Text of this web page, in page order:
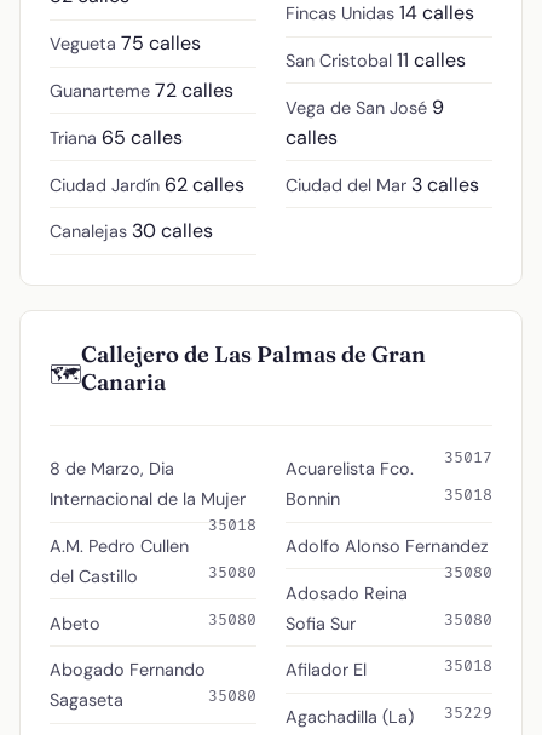
Vegueta 75 calles
Guanarteme 72 calles
Triana 65 calles
Ciudad Jardín 62 calles
Canalejas 30 calles
Fincas Unidas 14 calles
San Cristobal 11 calles
Vega de San José 9
calles
Ciudad del Mar 3 calles
🗺️
Callejero de Las Palmas de Gran
Canaria
8 de Marzo, Dia
Internacional de la Mujer
35018
A.M. Pedro Cullen
del Castillo
35080
Abeto 35080
Abogado Fernando
Sagaseta
35080
35017
Acuarelista Fco.
Bonnin
35018
Adolfo Alonso Fernandez
35080
Adosado Reina
Sofia Sur
35080
Afilador El 35018
Agachadilla (La) 35229